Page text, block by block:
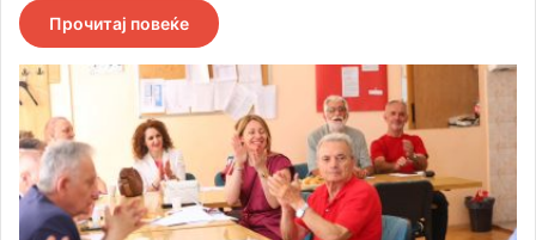
Прочитај повеќе